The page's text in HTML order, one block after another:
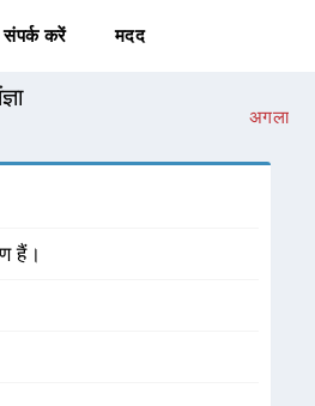
संपर्क करें मदद
अगला
हैं।